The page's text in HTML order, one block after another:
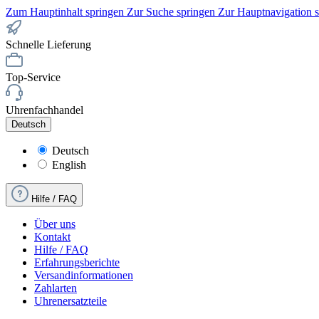
Zum Hauptinhalt springen Zur Suche springen Zur Hauptnavigation
Schnelle Lieferung
Top-Service
Uhrenfachhandel
Deutsch
Deutsch
English
Hilfe / FAQ
Über uns
Kontakt
Hilfe / FAQ
Erfahrungsberichte
Versandinformationen
Zahlarten
Uhrenersatzteile